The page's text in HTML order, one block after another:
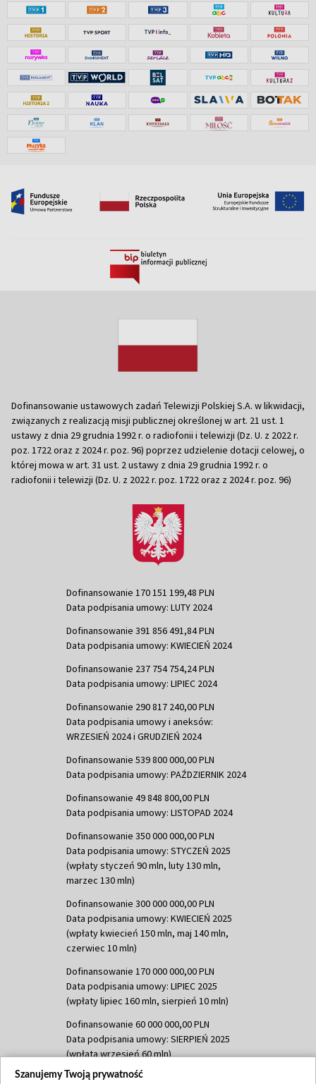
Dofinansowanie ustawowych zadań Telewizji Polskiej S.A. w likwidacji,
związanych z realizacją misji publicznej określonej w art. 21 ust. 1
ustawy z dnia 29 grudnia 1992 r. o radiofonii i telewizji (Dz. U. z 2022 r.
poz. 1722 oraz z 2024 r. poz. 96) poprzez udzielenie dotacji celowej, o
której mowa w art. 31 ust. 2 ustawy z dnia 29 grudnia 1992 r. o
radiofonii i telewizji (Dz. U. z 2022 r. poz. 1722 oraz z 2024 r. poz. 96)
Dofinansowanie 170 151 199,48 PLN
Data podpisania umowy: LUTY 2024
Dofinansowanie 391 856 491,84 PLN
Data podpisania umowy: KWIECIEŃ 2024
Dofinansowanie 237 754 754,24 PLN
Data podpisania umowy: LIPIEC 2024
Dofinansowanie 290 817 240,00 PLN
Data podpisania umowy i aneksów:
WRZESIEŃ 2024 i GRUDZIEŃ 2024
Dofinansowanie 539 800 000,00 PLN
Data podpisania umowy: PAŹDZIERNIK 2024
Dofinansowanie 49 848 800,00 PLN
Data podpisania umowy: LISTOPAD 2024
Dofinansowanie 350 000 000,00 PLN
Data podpisania umowy: STYCZEŃ 2025
(wpłaty styczeń 90 mln, luty 130 mln,
marzec 130 mln)
Dofinansowanie 300 000 000,00 PLN
Data podpisania umowy: KWIECIEŃ 2025
(wpłaty kwiecień 150 mln, maj 140 mln,
czerwiec 10 mln)
Dofinansowanie 170 000 000,00 PLN
Data podpisania umowy: LIPIEC 2025
(wpłaty lipiec 160 mln, sierpień 10 mln)
Dofinansowanie 60 000 000,00 PLN
Data podpisania umowy: SIERPIEŃ 2025
(wpłata wrzesień 60 mln)
Dofinansowanie 635 783 051,21 PLN
Szanujemy Twoją prywatność